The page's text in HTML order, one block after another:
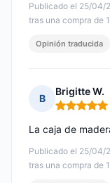
Publicado el 25/04/
tras una compra de
Opinión traducida
B
Brigitte W.
Nota: 5 de 5
Publicado el 25/04/
tras una compra de
La caja de